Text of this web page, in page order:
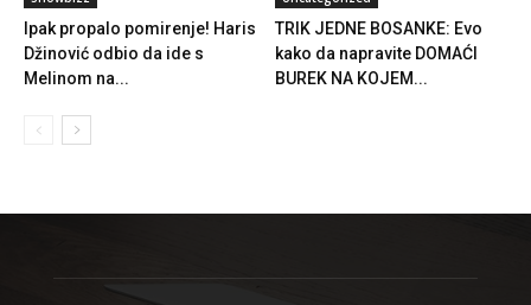
Ipak propalo pomirenje! Haris
Džinović odbio da ide s
Melinom na...
TRIK JEDNE BOSANKE: Evo
kako da napravite DOMAĆI
BUREK NA KOJEM...